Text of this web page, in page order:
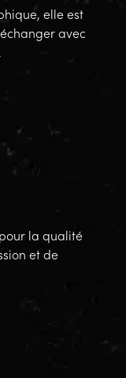
elle est
avec
la qualité
et de